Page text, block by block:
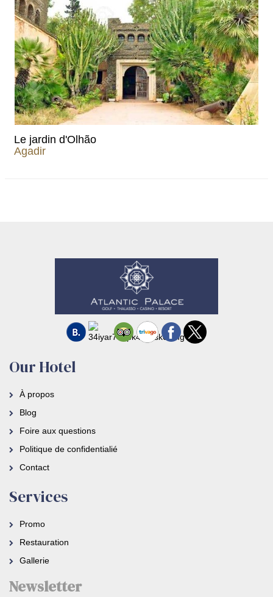
Le jardin d'Olhão
Agadir
Our Hotel
À propos
Blog
Foire aux questions
Politique de confidentialié
Contact
Services
Promo
Restauration
Gallerie
Newsletter